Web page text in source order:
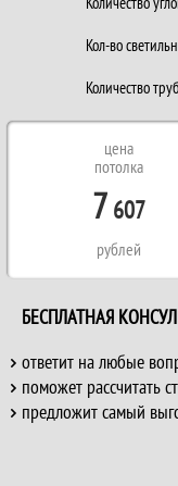
Кол-во
Количество труб
цена
потолка
7 607
рублей
БЕСПЛАТНАЯ
ответит на любые
поможет рассчитать
предложит самый